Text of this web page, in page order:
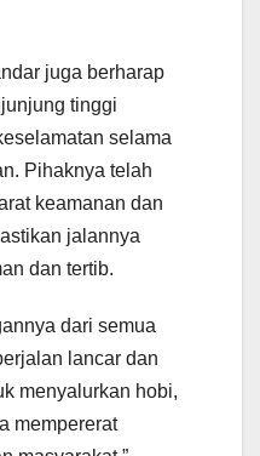
juga berharap
tinggi
selama
Pihaknya telah
keamanan dan
jalannya
dan tertib.
dari semua
lancar dan
menyalurkan hobi,
mempererat